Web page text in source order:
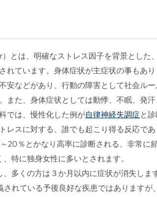
は、明確なストレス因子を背景とした
れています。身体症状が主症状の事もあり
安などがあり、行動の障害として社会ル
また、身体症状としては動悸、不眠、発汗
では、慢性化した例が自律神経失調症と
スに対する、誰でも起こり得る反応であ
20％とかなり高率に診断される、非常に
特に独身女性に多いとされます。
多くの方は３か月以内に症状が消失します
れている予後良好な疾患ではありますが